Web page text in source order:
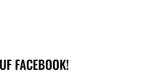
FACEBOOK!